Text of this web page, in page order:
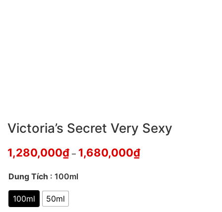
Victoria’s Secret Very Sexy
1,280,000₫ – 1,680,000₫
Dung Tích : 100ml
100ml 50ml